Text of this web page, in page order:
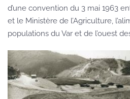
d’une convention du 3 mai 1963
et le Ministère de l’Agriculture,
populations du Var et de l’ouest